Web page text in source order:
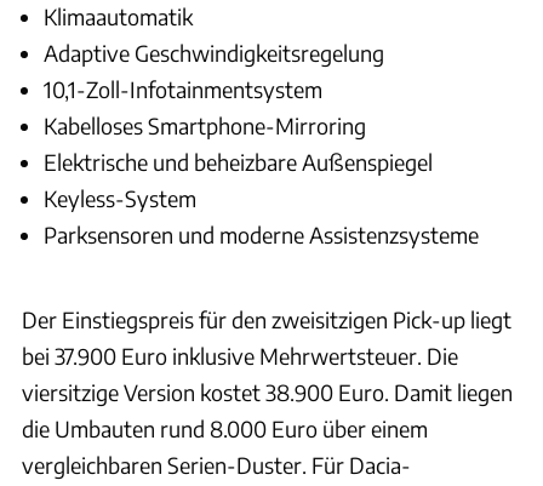
Klimaautomatik
Adaptive Geschwindigkeitsregelung
10,1-Zoll-Infotainmentsystem
Kabelloses Smartphone-Mirroring
Elektrische und beheizbare Außenspiegel
Keyless-System
Parksensoren und moderne Assistenzsysteme
Der Einstiegspreis für den zweisitzigen Pick-up liegt
bei 37.900 Euro inklusive Mehrwertsteuer. Die
viersitzige Version kostet 38.900 Euro. Damit liegen
die Umbauten rund 8.000 Euro über einem
vergleichbaren Serien-Duster. Für Dacia-